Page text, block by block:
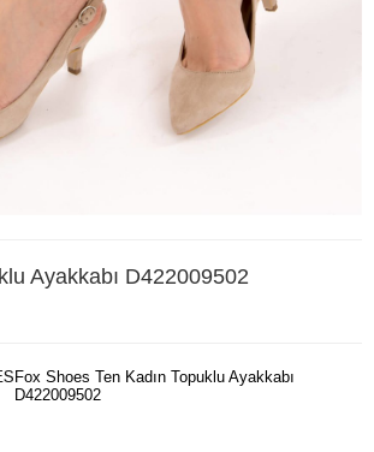
Ayakkabı D422009502
Fox Shoes Ten Kadın Topuklu Ayakkabı
D422009502